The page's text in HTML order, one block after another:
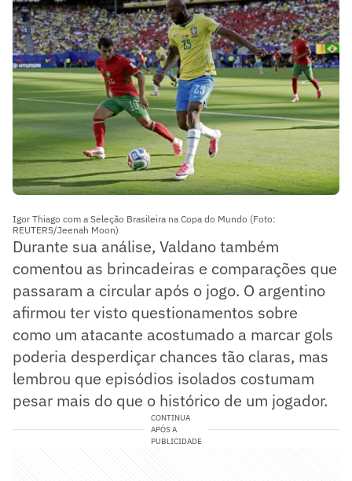
Igor Thiago com a Seleção Brasileira na Copa do Mundo (Foto:
REUTERS/Jeenah Moon)
Durante sua análise, Valdano também
comentou as brincadeiras e comparações que
passaram a circular após o jogo. O argentino
afirmou ter visto questionamentos sobre
como um atacante acostumado a marcar gols
poderia desperdiçar chances tão claras, mas
lembrou que episódios isolados costumam
pesar mais do que o histórico de um jogador.
CONTINUA
APÓS A
PUBLICIDADE